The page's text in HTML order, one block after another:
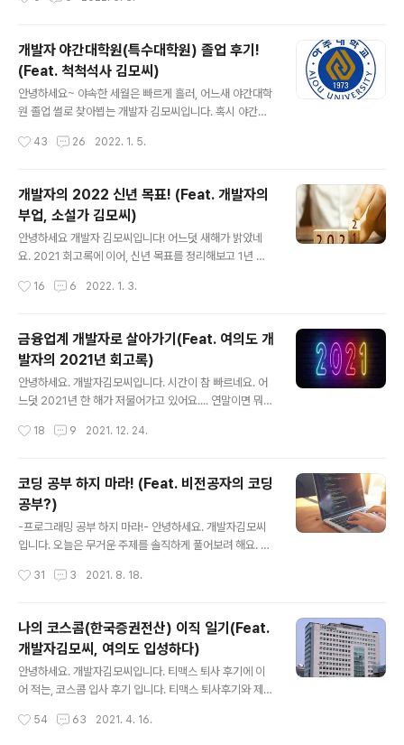
씨입니다. 오늘은, C++의 시작과 끝이라 할 수 있는 Vect
or에 대해 알아보겠습니다. 우리가 C언어를 사용할 때 가
장 스트레스 받는 일은 무엇이었나요? 뭐...여러가지가 있
artist-developer.tistory.com Vector 외에도 L..
개발자 야간대학원(특수대학원) 졸업 후기!
(Feat. 척척석사 김모씨)
안녕하세요~ 야속한 세월은 빠르게 흘러, 어느새 야간대학
원 졸업 썰로 찾아뵙는 개발자 김모씨입니다. 혹시 야간대
tist-developer.tistory.com/19 내가 야간대학원(특수
대학원 썰로 찾아뵙는 개발자 김모씨입니다. 혹시 퇴사썰
을 아직 안 보신 분이 계시다면, 얼른 다녀오시죠. (치근 art
ist-developer.tistory.com 위 글처럼 저는 2018년 1
월 첫직장에 입사 후, 2018년 하반기에 야간대학원(특수
대학원)에 진학하였습니다. 중간에 휴학도 하고 이래저래
새로운 이벤트라니, 후기 글 한번 ..
43 26 2022. 1. 5.
개발자의 2022 신년 목표! (Feat. 개발자의
부업, 소설가 김모씨)
안녕하세요 개발자 김모씨입니다! 어느덧 새해가 밝았네
요. 2021 회고록에 이어, 신년 목표를 정리해보고 1년 뒤,
록 아직 안보신 분들은 보고오세요! https://artist-devel
t. 여의도 개발자의 2021년 회고록) 안녕하세요. 개발자김
모씨입니다. 시간이 참 빠르네요. 어느덧 2021년 한 해가
저물어가고 있어요.... 연말이면 뭐다?!?!?!? 회고록 한번 써
야죠! 그래서 준비했습 artist-developer.tistory.com
실력은 제자리인데 시간은 너무 빠르고, 나이는 먹어가
치열하게 살아야겠다고 새삼..
16 6 2022. 1. 3.
금융업계 개발자로 살아가기(Feat. 여의도 개
발자의 2021년 회고록)
안녕하세요. 개발자김모씨입니다. 시간이 참 빠르네요. 어
느덧 2021년 한 해가 저물어가고 있어요.... 연말이면 뭐
업계 IT 후기를 중심으로 2021 회고를 써보려 합니다. 아
oper.tistory.com/42 나의 코스콤(한국증권전산) 이직
일기(Feat. 개발자김모씨, 여의도 입성하다) 안녕하세요.
개발자김모씨입니다. 티맥스 퇴사 후기에 이어 적는, 코스
콤 입사 후기 입니다. 티맥스 퇴사후기와 제조업계 퇴사 후
기는 아래 글을 참조하세요! http artist-developer.tist
대급 정신 없었던 ..
18 9 2021. 12. 24.
코딩 공부 하지 마라! (Feat. 비전공자의 코딩
공부?)
-프로그래밍 공부 하지 마라!- 안녕하세요. 개발자김모씨
입니다. 오늘은 무거운 주제를 솔직하게 풀어보려 해요. 4
기본 소양이 되는 시대라고 해도 과언이 아니죠? 얼마전에
동생도 저에게 물어봤어요. "형 나 이대로 가면 취업 안될
것 같은데, 코딩 배워서 개발자할까? 개발자 요새 돈 엄청
벌던데....?" 이 글을 읽고 있는 여러분들은 어떠신가요? 비
전공자분들, 최근에 IT 회사들 연봉 1000만원 2000만원
현업 개발자분들, 주변에서 이런 이야기를 심심치 않게 듣
31 3 2021. 8. 18.
나의 코스콤(한국증권전산) 이직 일기(Feat.
개발자김모씨, 여의도 입성하다)
안녕하세요. 개발자김모씨입니다. 티맥스 퇴사 후기에 이
어 적는, 코스콤 입사 후기 입니다. 티맥스 퇴사후기와 제조
eveloper.tistory.com/40 TmaxSoft(티맥스소프트)
54 63 2021. 4. 16.